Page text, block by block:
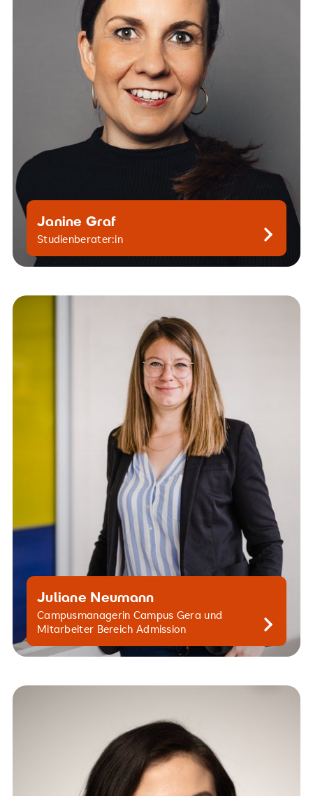
Janine Graf
Studienberater:in Kontaktiere mich gern
Juliane Neumann
Campusmanagerin Campus Gera und
Mitarbeiter Bereich Admission
juliane.neumann@srh.de
+49365-773-407-60
Kontaktiere mich gern
+49 30 515650 200